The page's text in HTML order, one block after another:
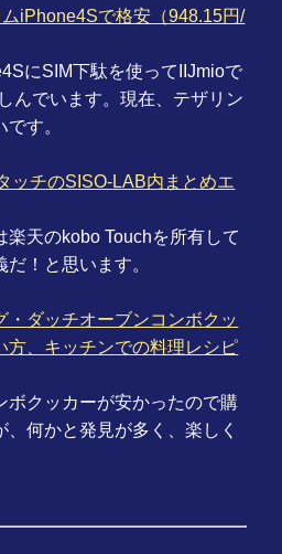
iPhone4Sで格安（948.15円/
にSIM下駄を使ってIIJmioで
んでいます。現在、テザリン
す。
ッチのSISO-LAB内まとめエ
楽天のkobo Touchを所有して
！と思います。
・ダッチオーブンコンボクッ
方、キッチンでの料理レシピ
ボクッカーが安かったので購
、何かと発見が多く、楽しく